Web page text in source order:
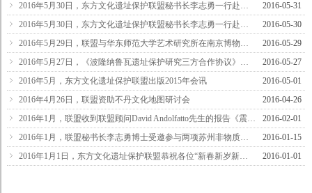
2016-05-31
ꁇ
2016年5月30日，东方文化遗址保护联盟秘书长李志勇一行赴寒山寺交流
2016-05-30
ꁇ
2016年5月30日，东方文化遗址保护联盟秘书长李志勇一行赴拙政园交流
2016-05-29
ꁇ
2016年5月29日，联盟与华东师范大学艺术研究所在南京博物院联合主办讲座
2016-05-27
ꁇ
2016年5月27日，《波隆纳鲁瓦遗址保护研究三方合作协议》签约仪式暨波隆纳鲁瓦专题讲座
2016-05-01
ꁇ
2016年5月，东方文化遗址保护联盟出版2015年会讯
2016-04-26
ꁇ
2016年4月26日，联盟资助不丹文化地图研讨会
2016-02-01
ꁇ
2016年1月，联盟收到联盟顾问David Andolfatto先生的报告《震后8个月的尼泊尔文物：现状与将要开展的活动》
2016-01-15
ꁇ
2016年1月，联盟秘书长李志勇博士受邀参与两项苏州非物质文化遗产调研项目
2016-01-01
ꁇ 2016年1月1日，东方文化遗址保护联盟恭祝各位“新春新岁新气象，好年好运好兆头”